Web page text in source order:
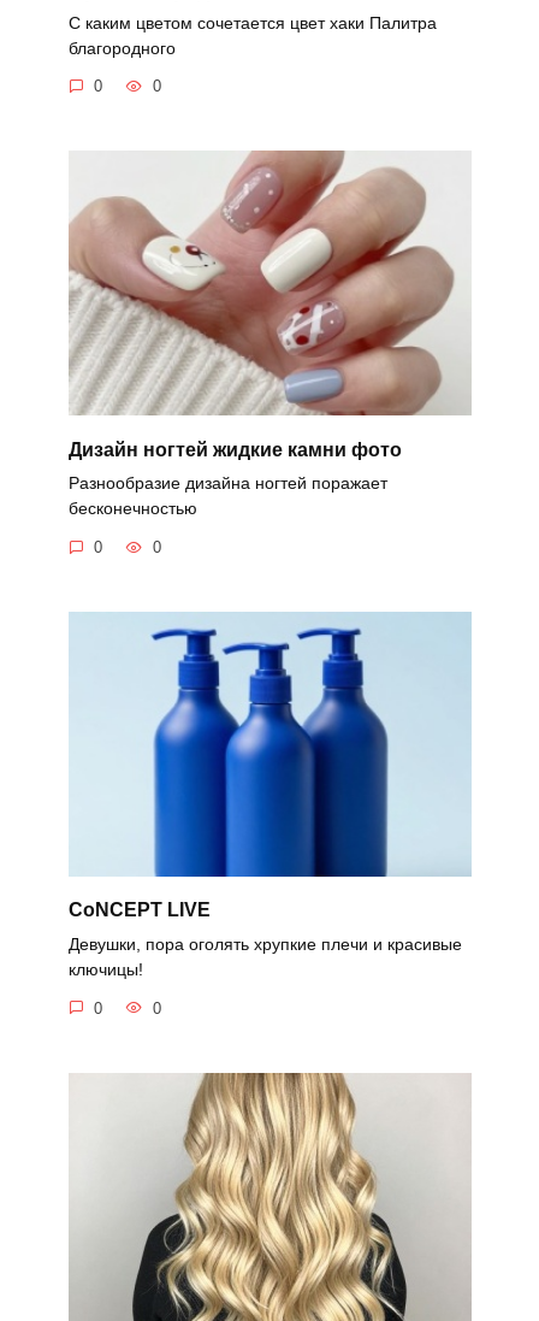
С каким цветом сочетается цвет хаки Палитра
благородного
0 0
Дизайн ногтей жидкие камни фото
Разнообразие дизайна ногтей поражает
бесконечностью
0 0
CoNCEPT LIVE
Девушки, пора оголять хрупкие плечи и красивые
ключицы!
0 0